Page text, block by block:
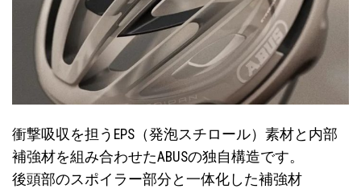
衝撃吸収を担うEPS（発泡スチロール）素材と内部
補強材を組み合わせたABUSの独自構造です。
後頭部のスポイラー部分と一体化した補強材